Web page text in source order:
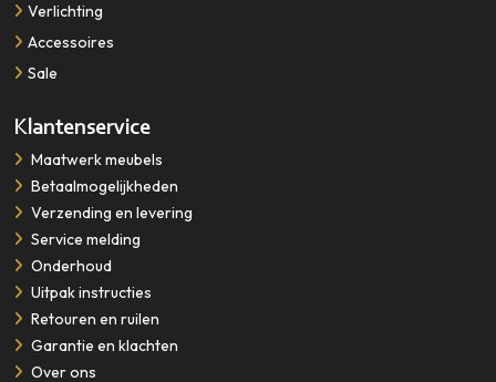
Verlichting
Accessoires
Sale
Klantenservice
​​​​​​​Maatwerk meubels
Betaalmogelijkheden
Verzending en levering
Service melding
Onderhoud
Uitpak instructies
Retouren en ruilen
Garantie en klachten
Over ons